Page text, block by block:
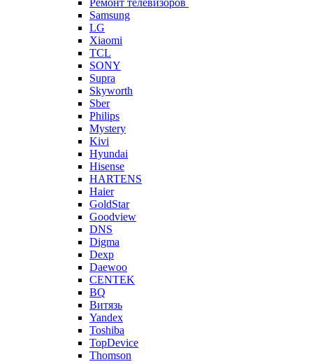
Ремонт телевизоров
Samsung
LG
Xiaomi
TCL
SONY
Supra
Skyworth
Sber
Philips
Mystery
Kivi
Hyundai
Hisense
HARTENS
Haier
GoldStar
Goodview
DNS
Digma
Dexp
Daewoo
CENTEK
BQ
Витязь
Yandex
Toshiba
TopDevice
Thomson